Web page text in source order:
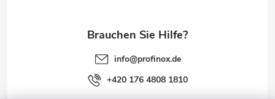
info@profinox.de
+420 176 4808 1810